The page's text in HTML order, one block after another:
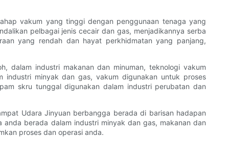
vakum yang tinggi dengan penggunaan tenaga yang
pelbagai jenis cecair dan gas, menjadikannya serba
yang rendah dan hayat perkhidmatan yang panjang,
dalam industri makanan dan minuman, teknologi vakum
industri minyak dan gas, vakum digunakan untuk proses
skru tunggal digunakan dalam industri perubatan dan
Udara Jinyuan berbangga berada di barisan hadapan
berada dalam industri minyak dan gas, makanan dan
proses dan operasi anda.